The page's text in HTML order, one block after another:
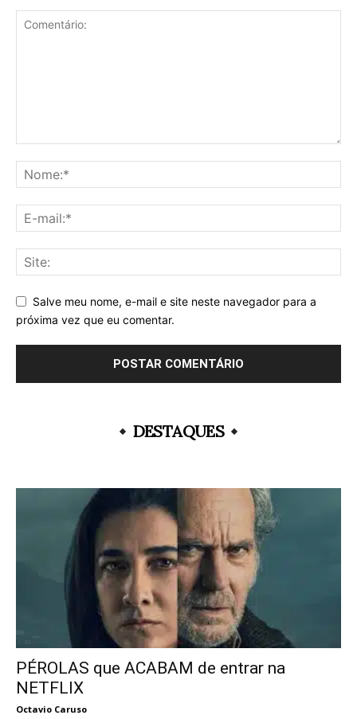
Salve meu nome, e-mail e site neste navegador para a
próxima vez que eu comentar.
DESTAQUES
PÉROLAS que ACABAM de entrar na
NETFLIX
Octavio Caruso